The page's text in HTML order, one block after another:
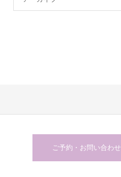
ご予約・お問い合わせ